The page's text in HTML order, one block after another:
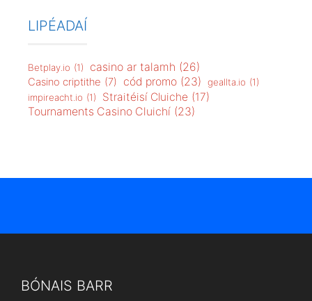
LIPÉADAÍ
Betplay.io (1) casino ar talamh (26)
Casino criptithe (7) cód promo (23) geallta.io (1)
impireacht.io (1) Straitéisí Cluiche (17)
Tournaments Casino Cluichí (23)
BÓNAIS BARR